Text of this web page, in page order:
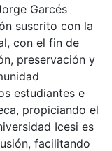
Garcés
suscrito con la
con el fin de
preservación y
estudiantes e
propiciando el
Icesi es
facilitando